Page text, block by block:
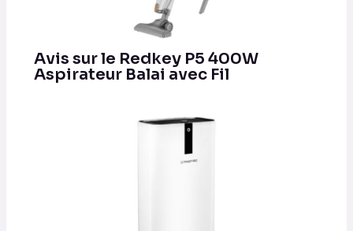
Avis sur le Redkey P5 400W
Aspirateur Balai avec Fil